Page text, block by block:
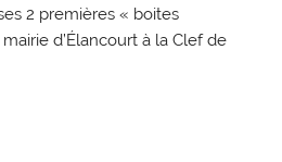
2 premières « boites
d’Élancourt à la Clef de